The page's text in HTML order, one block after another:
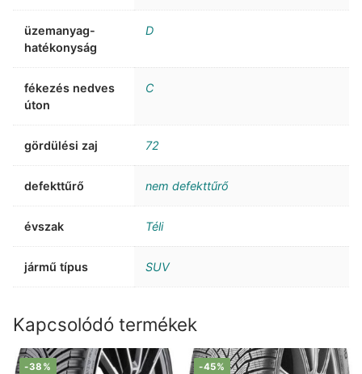
üzemanyag-
hatékonyság
D
fékezés nedves
úton
C
gördülési zaj 72
defekttűrő nem defekttűrő
évszak Téli
jármű típus SUV
Kapcsolódó termékek
-38% -45%